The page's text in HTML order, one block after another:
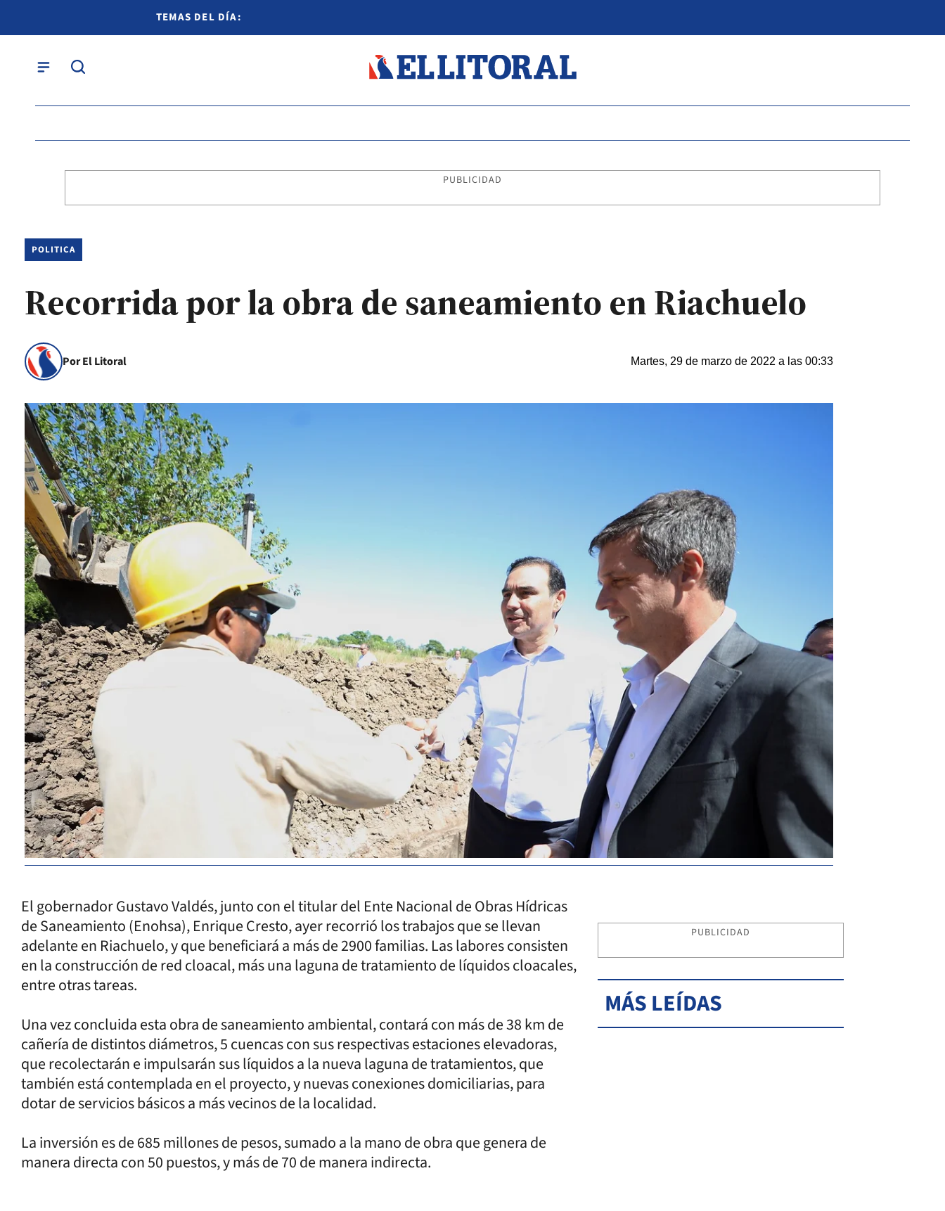
TEMAS DEL DÍA:
PUBLICIDAD
POLITICA
Recorrida por la obra de saneamiento en Riachuelo
Por El Litoral Martes, 29 de marzo de 2022 a las 00:33
El gobernador Gustavo Valdés, junto con el titular del Ente Nacional de Obras Hídricas
de Saneamiento (Enohsa), Enrique Cresto, ayer recorrió los trabajos que se llevan
adelante en Riachuelo, y que beneficiará a más de 2900 familias. Las labores consisten
en la construcción de red cloacal, más una laguna de tratamiento de líquidos cloacales,
entre otras tareas.
Una vez concluida esta obra de saneamiento ambiental, contará con más de 38 km de
cañería de distintos diámetros, 5 cuencas con sus respectivas estaciones elevadoras,
que recolectarán e impulsarán sus líquidos a la nueva laguna de tratamientos, que
también está contemplada en el proyecto, y nuevas conexiones domiciliarias, para
dotar de servicios básicos a más vecinos de la localidad.
La inversión es de 685 millones de pesos, sumado a la mano de obra que genera de
manera directa con 50 puestos, y más de 70 de manera indirecta.
PUBLICIDAD
MÁS LEÍDAS